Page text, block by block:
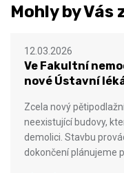
Mohly by
12.03.2026
Ve Fakultní
nové Ústavní
Zcela nový
neexistující budovy,
demolici. Stavbu
dokončení plánujeme